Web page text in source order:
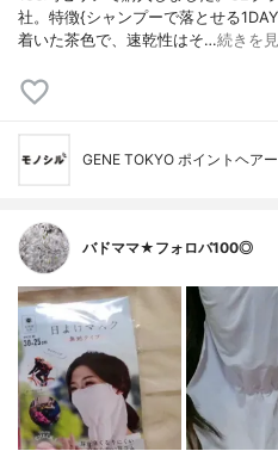
社。特徴{シャンプーで落とせる
着いた茶色で、速乾性はそ…続きを
GENE TOKYO ポイントヘア
バドママ★フォロバ100◎